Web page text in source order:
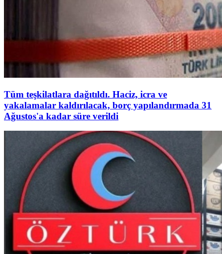
Tüm teşkilatlara dağıtıldı. Haciz, icra ve
yakalamalar kaldırılacak, borç yapılandırmada 31
Ağustos'a kadar süre verildi